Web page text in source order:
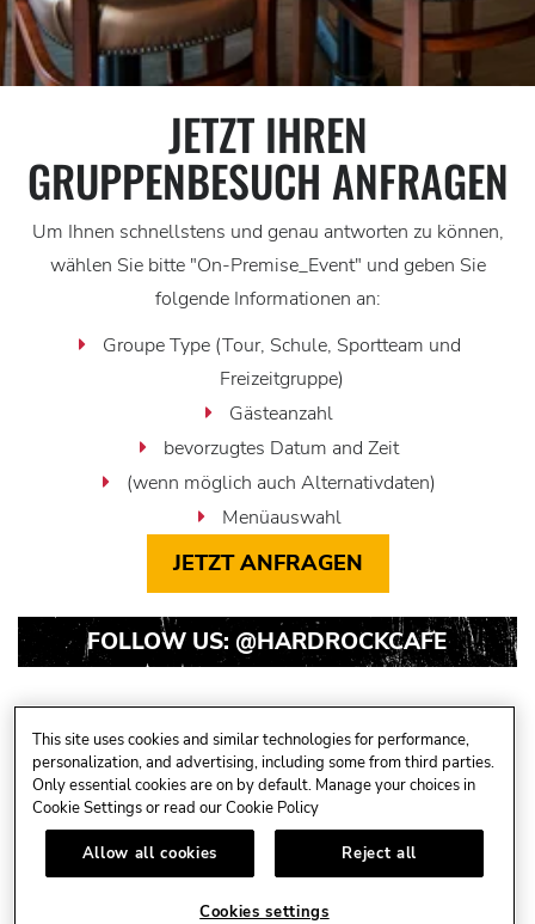
JETZT IHREN
GRUPPENBESUCH ANFRAGEN
Um Ihnen schnellstens und genau antworten zu können,
wählen Sie bitte "On-Premise_Event" und geben Sie
folgende Informationen an:
Groupe Type (Tour, Schule, Sportteam und
Freizeitgruppe)
Gästeanzahl
bevorzugtes Datum and Zeit
(wenn möglich auch Alternativdaten)
Menüauswahl
JETZT ANFRAGEN
FOLLOW US: @HARDROCKCAFE
Instagram
Post
Instagram
Post
Instagram
Post
This site uses cookies and similar technologies for performance,
personalization, and advertising, including some from third parties.
Only essential cookies are on by default. Manage your choices in
Cookie Settings or read ourCookie Policy
Allow all cookies Reject all
Cookies settings